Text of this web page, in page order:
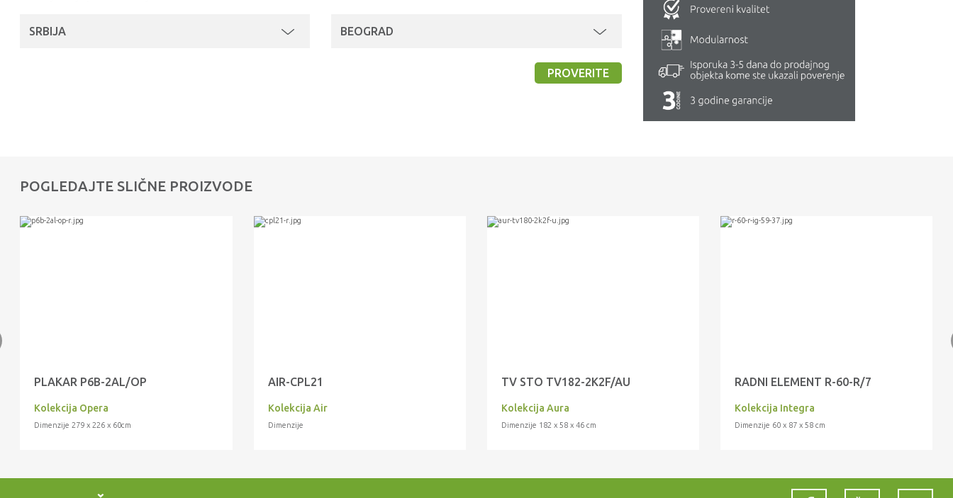
SRBIJA BEOGRAD
PROVERITE
POGLEDAJTE SLIČNE PROIZVODE
PLAKAR P6B-2AL/OP
Kolekcija Opera
Dimenzije 279 x 226 x 60cm
AIR-CPL21
Kolekcija Air
Dimenzije
TV STO TV182-2K2F/AU
Kolekcija Aura
Dimenzije 182 x 58 x 46 cm
RADNI ELEMENT R-60-R/7
Kolekcija Integra
Dimenzije 60 x 87 x 58 cm